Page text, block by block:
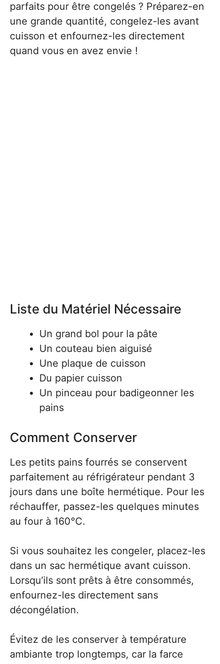
parfaits pour être congelés ? Préparez-en
une grande quantité, congelez-les avant
cuisson et enfournez-les directement
quand vous en avez envie !
Liste du Matériel Nécessaire
Un grand bol pour la pâte
Un couteau bien aiguisé
Une plaque de cuisson
Du papier cuisson
Un pinceau pour badigeonner les
pains
Comment Conserver
Les petits pains fourrés se conservent
parfaitement au réfrigérateur pendant 3
jours dans une boîte hermétique. Pour les
réchauffer, passez-les quelques minutes
au four à 160°C.
Si vous souhaitez les congeler, placez-les
dans un sac hermétique avant cuisson.
Lorsqu’ils sont prêts à être consommés,
enfournez-les directement sans
décongélation.
Évitez de les conserver à température
ambiante trop longtemps, car la farce